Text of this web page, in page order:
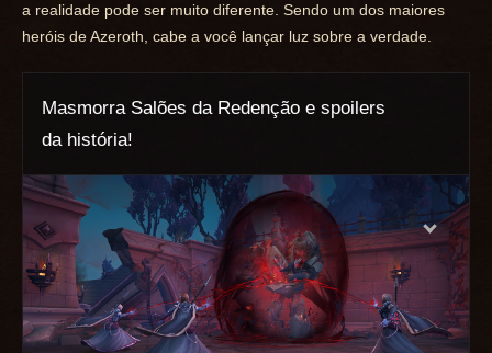
a realidade pode ser muito diferente. Sendo um dos maiores
heróis de Azeroth, cabe a você lançar luz sobre a verdade.
Masmorra Salões da Redenção e spoilers
da história!